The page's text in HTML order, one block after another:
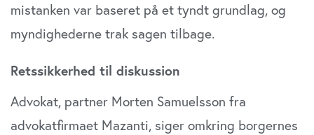
mistanken var baseret på et tyndt grundlag, og
myndighederne trak sagen tilbage.
Retssikkerhed til diskussion
Advokat, partner Morten Samuelsson fra
advokatfirmaet Mazanti, siger omkring borgernes